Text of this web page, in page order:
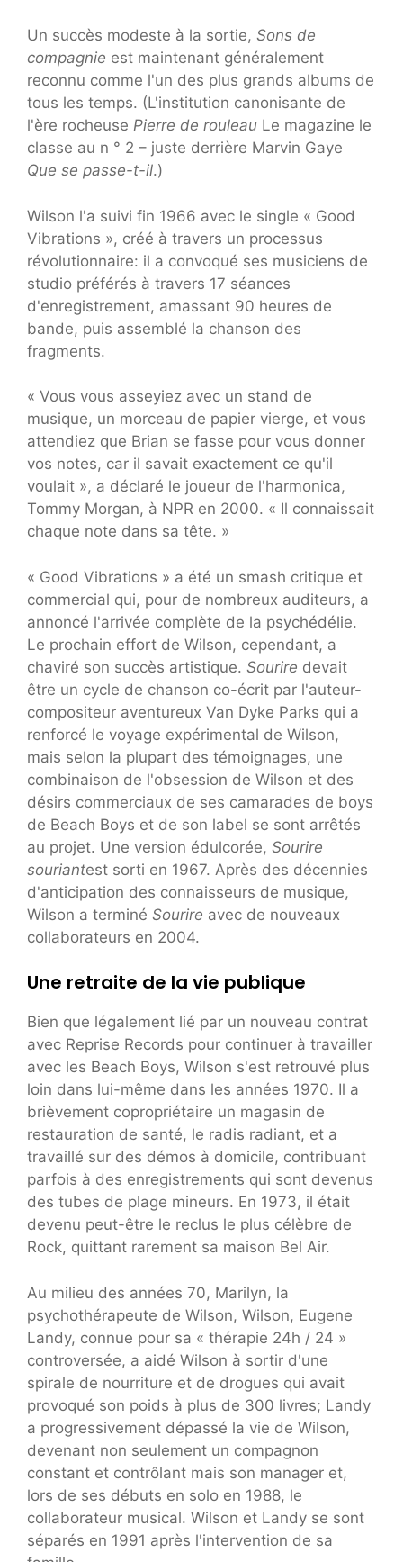
Un succès modeste à la sortie, Sons de
compagnie est maintenant généralement
reconnu comme l'un des plus grands albums de
tous les temps. (L'institution canonisante de
l'ère rocheuse Pierre de rouleau Le magazine le
classe au n ° 2 – juste derrière Marvin Gaye
Que se passe-t-il.)
Wilson l'a suivi fin 1966 avec le single « Good
Vibrations », créé à travers un processus
révolutionnaire: il a convoqué ses musiciens de
studio préférés à travers 17 séances
d'enregistrement, amassant 90 heures de
bande, puis assemblé la chanson des
fragments.
« Vous vous asseyiez avec un stand de
musique, un morceau de papier vierge, et vous
attendiez que Brian se fasse pour vous donner
vos notes, car il savait exactement ce qu'il
voulait », a déclaré le joueur de l'harmonica,
Tommy Morgan, à NPR en 2000. « Il connaissait
chaque note dans sa tête. »
« Good Vibrations » a été un smash critique et
commercial qui, pour de nombreux auditeurs, a
annoncé l'arrivée complète de la psychédélie.
Le prochain effort de Wilson, cependant, a
chaviré son succès artistique. Sourire devait
être un cycle de chanson co-écrit par l'auteur-
compositeur aventureux Van Dyke Parks qui a
renforcé le voyage expérimental de Wilson,
mais selon la plupart des témoignages, une
combinaison de l'obsession de Wilson et des
désirs commerciaux de ses camarades de boys
de Beach Boys et de son label se sont arrêtés
au projet. Une version édulcorée, Sourire
souriantest sorti en 1967. Après des décennies
d'anticipation des connaisseurs de musique,
Wilson a terminé Sourire avec de nouveaux
collaborateurs en 2004.
Une retraite de la vie publique
Bien que légalement lié par un nouveau contrat
avec Reprise Records pour continuer à travailler
avec les Beach Boys, Wilson s'est retrouvé plus
loin dans lui-même dans les années 1970. Il a
brièvement copropriétaire un magasin de
restauration de santé, le radis radiant, et a
travaillé sur des démos à domicile, contribuant
parfois à des enregistrements qui sont devenus
des tubes de plage mineurs. En 1973, il était
devenu peut-être le reclus le plus célèbre de
Rock, quittant rarement sa maison Bel Air.
Au milieu des années 70, Marilyn, la
psychothérapeute de Wilson, Wilson, Eugene
Landy, connue pour sa « thérapie 24h / 24 »
controversée, a aidé Wilson à sortir d'une
spirale de nourriture et de drogues qui avait
provoqué son poids à plus de 300 livres; Landy
a progressivement dépassé la vie de Wilson,
devenant non seulement un compagnon
constant et contrôlant mais son manager et,
lors de ses débuts en solo en 1988, le
collaborateur musical. Wilson et Landy se sont
séparés en 1991 après l'intervention de sa